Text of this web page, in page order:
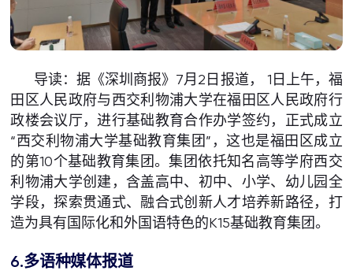
导读：据《深圳商报》7月2日报道， 1日上午，福
田区人民政府与西交利物浦大学在福田区人民政府行
政楼会议厅，进行基础教育合作办学签约，正式成立
“西交利物浦大学基础教育集团”，这也是福田区成立
的第10个基础教育集团。集团依托知名高等学府西交
利物浦大学创建，含盖高中、初中、小学、幼儿园全
学段，探索贯通式、融合式创新人才培养新路径，打
造为具有国际化和外国语特色的K15基础教育集团。
6.多语种媒体报道